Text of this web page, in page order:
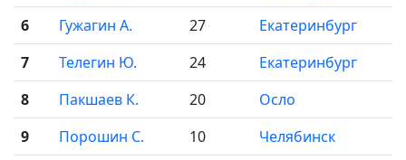
6
Гужагин А. 27
Екатеринбург
7
Телегин Ю. 24
Екатеринбург
8
Пакшаев К. 20
Осло
9
Порошин С. 10
Челябинск